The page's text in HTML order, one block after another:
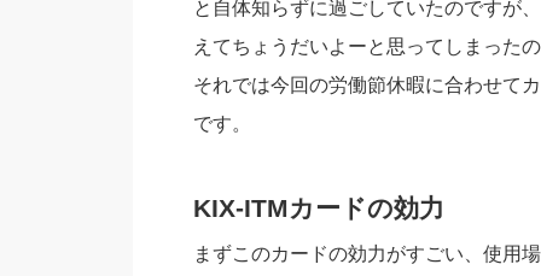
と自体知らずに過ごしていたのですが
えてちょうだいよーと思ってしまった
それでは今回の労働節休暇に合わせて
です。
KIX-ITMカードの効力
まずこのカードの効力がすごい、使用